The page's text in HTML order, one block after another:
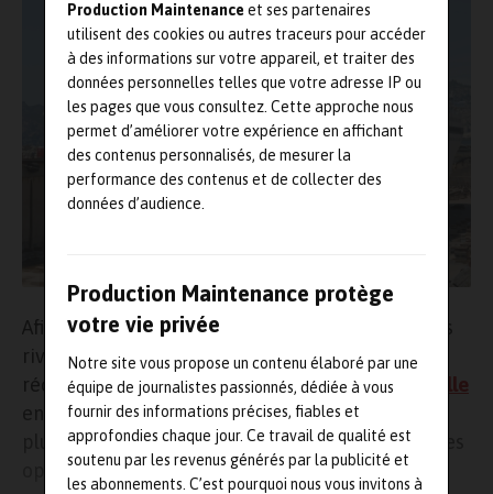
Production Maintenanceet ses partenaires
utilisent des cookies ou autres traceurs pour accéder
à des informations sur votre appareil, et traiter des
données personnelles telles que votre adresse IP ou
les pages que vous consultez. Cette approche nous
permet d’améliorer votre expérience en affichant
des contenus personnalisés, de mesurer la
performance des contenus et de collecter des
données d’audience.
Production Maintenance protège
votre vie privée
Notre site vous propose un contenu élaboré par une
équipe de journalistes passionnés, dédiée à vous
fournir des informations précises, fiables et
approfondies chaque jour. Ce travail de qualité est
soutenu par les revenus générés par la publicité et
les abonnements. C’est pourquoi nous vous invitons à
Afin d’en diminuer les nuisances sonores pour les
riverains, la direction générale du port a
récemment sollicité leChantier naval de Marseille
en lui demandant de s’engager à fixer des règles
plus strictes tout en maintenant l’efficacité de ses
opérations.